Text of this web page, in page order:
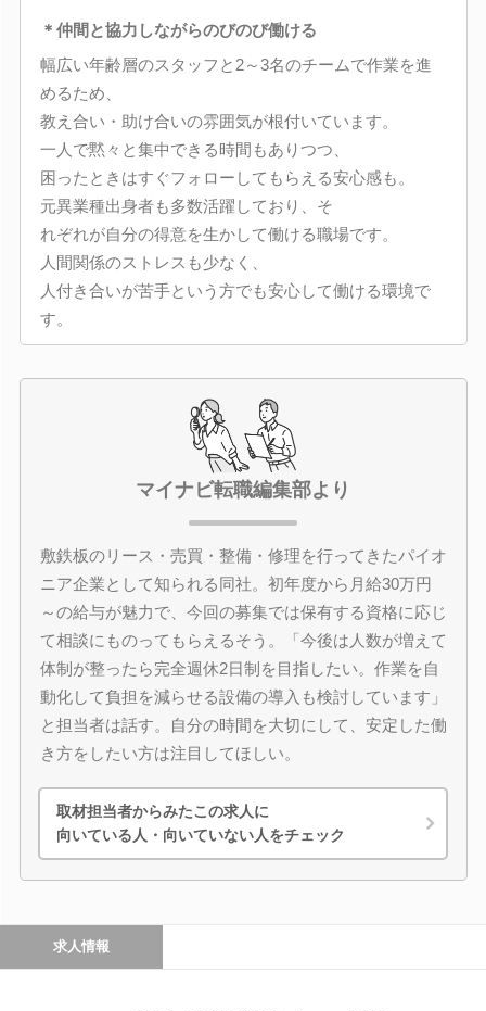
＊仲間と協力しながらのびのび働ける
幅広い年齢層のスタッフと2～3名のチームで作業を進
めるため、
教え合い・助け合いの雰囲気が根付いています。
一人で黙々と集中できる時間もありつつ、
困ったときはすぐフォローしてもらえる安心感も。
元異業種出身者も多数活躍しており、そ
れぞれが自分の得意を生かして働ける職場です。
人間関係のストレスも少なく、
人付き合いが苦手という方でも安心して働ける環境で
す。
マイナビ転職編集部より
敷鉄板のリース・売買・整備・修理を行ってきたパイオ
ニア企業として知られる同社。初年度から月給30万円
～の給与が魅力で、今回の募集では保有する資格に応じ
て相談にものってもらえるそう。「今後は人数が増えて
体制が整ったら完全週休2日制を目指したい。作業を自
動化して負担を減らせる設備の導入も検討しています」
と担当者は話す。自分の時間を大切にして、安定した働
き方をしたい方は注目してほしい。
取材担当者からみたこの求人に
向いている人・向いていない人をチェック
求人情報